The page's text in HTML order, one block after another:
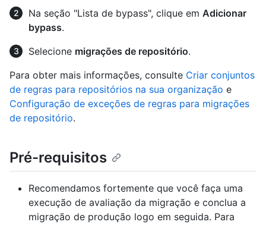
Na seção "Lista de bypass", clique em Adicionar
bypass.
Selecione migrações de repositório.
Para obter mais informações, consulte Criar conjuntos
de regras para repositórios na sua organização e
Configuração de exceções de regras para migrações
de repositório.
Pré-requisitos
Recomendamos fortemente que você faça uma
execução de avaliação da migração e conclua a
migração de produção logo em seguida. Para